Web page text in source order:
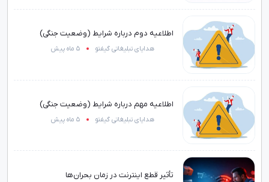
اطلاعیه دوم درباره شرایط (وضعیت جنگی)
هدایای تبلیغاتی گیفتو 5 ماه پیش
اطلاعیه مهم درباره شرایط (وضعیت جنگی)
هدایای تبلیغاتی گیفتو 5 ماه پیش
تأثیر قطع اینترنت در زمان بحران‌ها